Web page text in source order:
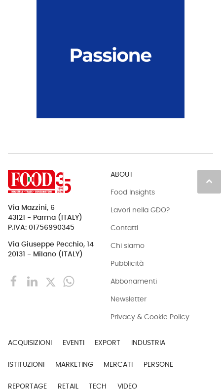
keyboard_arrow_up
Via Mazzini, 6
43121 - Parma (ITALY)
P.IVA: 01756990345
Via Giuseppe Pecchio, 14
20131 - Milano (ITALY)
ABOUT
Food Insights
Lavori nella GDO?
Contatti
Chi siamo
Pubblicità
Abbonamenti
Newsletter
Privacy & Cookie Policy
ACQUISIZIONI EVENTI EXPORT INDUSTRIA
ISTITUZIONI MARKETING MERCATI PERSONE
REPORTAGE RETAIL TECH VIDEO